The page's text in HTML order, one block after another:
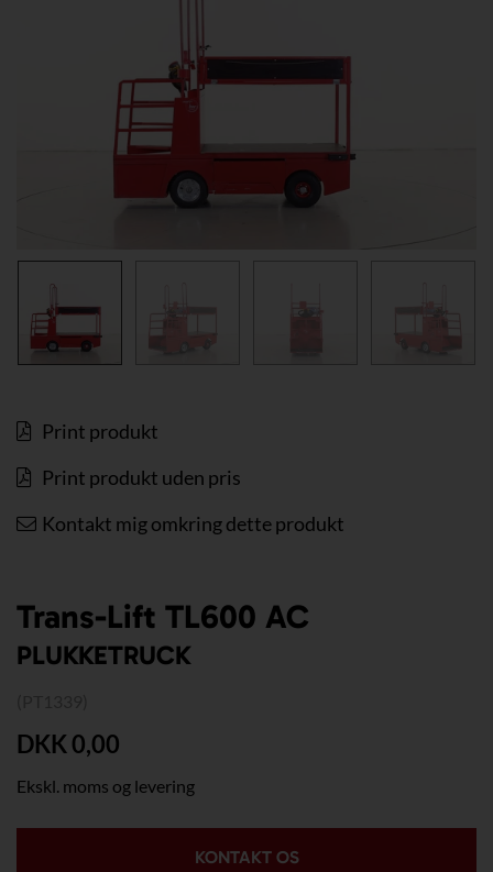
Print produkt
Print produkt uden pris
Kontakt mig omkring dette produkt
Trans-Lift TL600 AC
PLUKKETRUCK
DKK 0,00
Ekskl. moms og levering
KONTAKT OS